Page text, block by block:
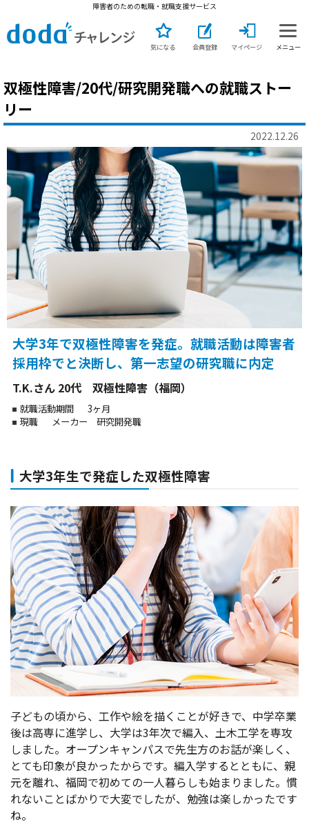
障害者のための転職・就職支援サービス
気になる 会員登録 マイページ メニュー
双極性障害/20代/研究開発職への就職ストー
リー
2022.12.26
大学3年で双極性障害を発症。就職活動は障害者
採用枠でと決断し、第一志望の研究職に内定
T.K.さん 20代 双極性障害（福岡）
就職活動期間
3ヶ月
現職
メーカー 研究開発職
大学3年生で発症した双極性障害
子どもの頃から、工作や絵を描くことが好きで、中学卒業
後は高専に進学し、大学は3年次で編入、土木工学を専攻
しました。オープンキャンパスで先生方のお話が楽しく、
とても印象が良かったからです。編入学するとともに、親
元を離れ、福岡で初めての一人暮らしも始まりました。慣
れないことばかりで大変でしたが、勉強は楽しかったです
ね。